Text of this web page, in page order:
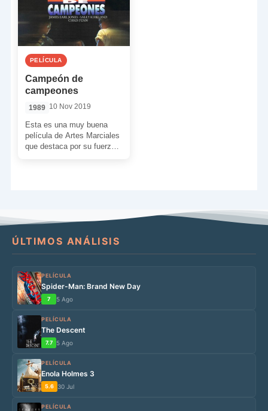
PELÍCULA
Campeón de
campeones
1989 10 Nov 2019
Esta es una muy buena
película de Artes Marciales
que destaca por su fuerza y
ÚLTIMOS ANÁLISIS
PELÍCULA
Spider-Man: Brand New Day
7 5 Ago
PELÍCULA
The Descent
7.7 5 Ago
PELÍCULA
Enola Holmes 3
5.6 30 Jul
PELÍCULA